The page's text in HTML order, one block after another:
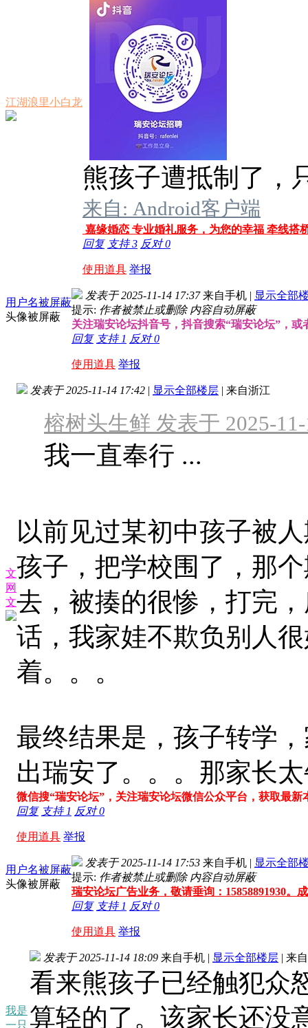
江湖浪里小白龙
熊孩子遭抵制了，
来自: Android客户端
嘉缘婚恋 专业婚礼服务，为您的幸福 牵线搭
回复 支持3 反对0
使用道具 举报
用户名被屏蔽
头像被屏蔽
发表于 2025-11-14 17:37 来自手机 | 显示全部
提示: 作者被禁止或删除 内容自动屏蔽
关注瑞安论坛抖音号，抖音搜索“瑞安论坛”，或
回复 支持 1 反对0
使用道具 举报
文
网
文
发表于 2025-11-14 17:42 | 显示全部楼层 | 来自浙江
榕树头生鲜 发表于 2025-
我一直奉行 ...
以前见过某初中孩子被
孩子，把学校围了，那
去，被揍的很惨，打完
话，我家娃不欺负别人
着。。。
最终结果是，孩子转学
出瑞安了。。。那家长
微信搜“瑞安论坛”，关注瑞安论坛微信公众平台，获取最新
回复 支持 1 反对0
使用道具 举报
用户名被屏蔽
头像被屏蔽
发表于 2025-11-14 17:53 来自手机 | 显示全部
提示: 作者被禁止或删除 内容自动屏蔽
瑞安论坛广告业务，敬请垂询：15858891930。
回复 支持 1 反对0
使用道具 举报
我是
一只
发表于 2025-11-14 18:09 来自手机 | 显示全部楼层 | 来
看来熊孩子已经触犯众
算轻的了。该家长还没